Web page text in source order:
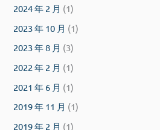
2024 年 2 月 (1)
2023 年 10 月 (1)
2023 年 8 月 (3)
2022 年 2 月 (1)
2021 年 6 月 (1)
2019 年 11 月 (1)
2019 年 2 月 (1)